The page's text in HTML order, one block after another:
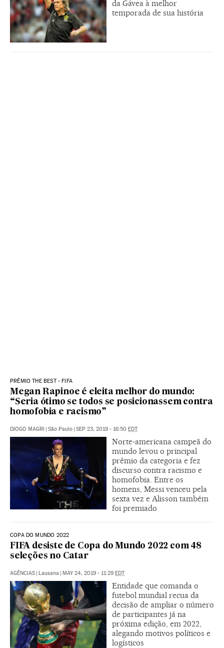
da Gávea à melhor
temporada de sua história
PRÊMIO THE BEST - FIFA
Megan Rapinoe é eleita melhor do mundo:
“Seria ótimo se todos se posicionassem contra
homofobia e racismo”
DIOGO MAGRI | São Paulo | SEP 23, 2019 - 16:50 EDT
Norte-americana campeã do
mundo levou o principal
prêmio da categoria e fez
discurso contra racismo e
homofobia. Entre os
homens, Messi venceu pela
sexta vez e Alisson também
foi premiado
COPA DO MUNDO 2022
FIFA desiste de Copa do Mundo 2022 com 48
seleções no Catar
AGÊNCIAS | Lausana | MAY 24, 2019 - 11:29 EDT
Entidade que comanda o
futebol mundial recua da
decisão de ampliar o número
de participantes já na
próxima edição, em 2022,
alegando motivos políticos e
logísticos